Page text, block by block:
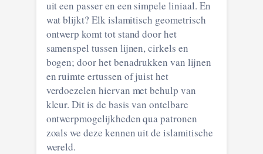
uit een passer en een simpele liniaal. En
wat blijkt? Elk islamitisch geometrisch
ontwerp komt tot stand door het
samenspel tussen lijnen, cirkels en
bogen; door het benadrukken van lijnen
en ruimte ertussen of juist het
verdoezelen hiervan met behulp van
kleur. Dit is de basis van ontelbare
ontwerpmogelijkheden qua patronen
zoals we deze kennen uit de islamitische
wereld.